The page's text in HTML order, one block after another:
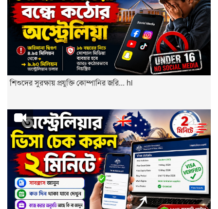
শিশুদের সুরক্ষায় প্রযুক্তি কোম্পানির জরি... hi